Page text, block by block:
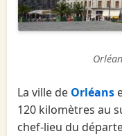
La ville de Orléans
120 kilomètres au
chef-lieu du